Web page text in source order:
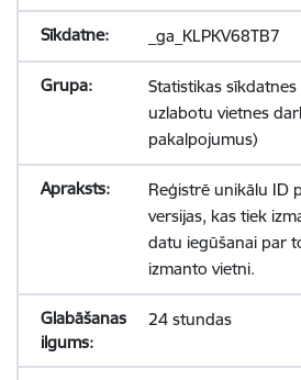
_ga_KLPKV68TB7
Statistikas sīkdatnes
uzlabotu vietnes
pakalpojumus)
Reģistrē unikālu ID
versijas, kas tiek
datu iegūšanai par
izmanto vietni.
24 stundas